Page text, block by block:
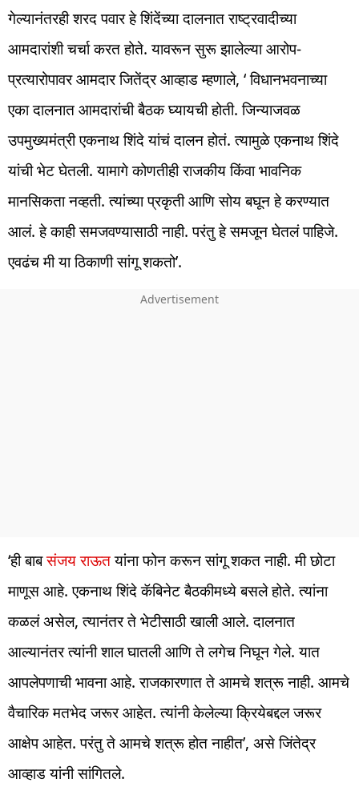
गेल्यानंतरही शरद पवार हे शिंदेंच्या दालनात राष्ट्रवादीच्या
आमदारांशी चर्चा करत होते. यावरून सुरू झालेल्या आरोप-
प्रत्यारोपावर आमदार जितेंद्र आव्हाड म्हणाले, ‘ विधानभवनाच्या
एका दालनात आमदारांची बैठक घ्यायची होती. जिन्याजवळ
उपमुख्यमंत्री एकनाथ शिंदे यांचं दालन होतं. त्यामुळे एकनाथ शिंदे
यांची भेट घेतली. यामागे कोणतीही राजकीय किंवा भावनिक
मानसिकता नव्हती. त्यांच्या प्रकृती आणि सोय बघून हे करण्यात
आलं. हे काही समजवण्यासाठी नाही. परंतु हे समजून घेतलं पाहिजे.
एवढंच मी या ठिकाणी सांगू शकतो’.
‘ही बाबसंजय राऊतयांना फोन करून सांगू शकत नाही. मी छोटा
माणूस आहे. एकनाथ शिंदे कॅबिनेट बैठकीमध्ये बसले होते. त्यांना
कळलं असेल, त्यानंतर ते भेटीसाठी खाली आले. दालनात
आल्यानंतर त्यांनी शाल घातली आणि ते लगेच निघून गेले. यात
आपलेपणाची भावना आहे. राजकारणात ते आमचे शत्रू नाही. आमचे
वैचारिक मतभेद जरूर आहेत. त्यांनी केलेल्या क्रियेबद्दल जरूर
आक्षेप आहेत. परंतु ते आमचे शत्रू होत नाहीत’, असे जिंतेद्र
आव्हाड यांनी सांगितले.